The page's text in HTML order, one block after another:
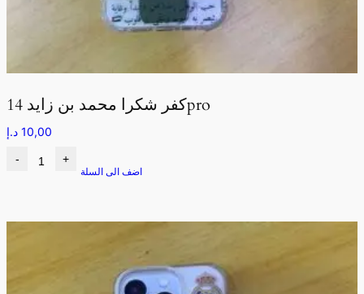
كفر شكرا محمد بن زايد 14pro
10,00 د.إ
- +
اضف الى السلة